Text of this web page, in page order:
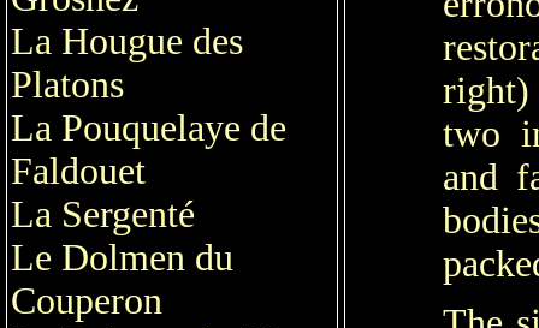
La Hougue des
Platons
La Pouquelaye de
Faldouet
La Sergenté
Le Dolmen du
Couperon
right)
two
and